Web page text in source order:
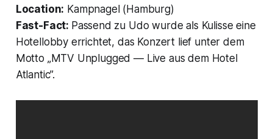
Location: Kampnagel (Hamburg)
Fast-Fact: Passend zu Udo wurde als Kulisse eine
Hotellobby errichtet, das Konzert lief unter dem
Motto „MTV Unplugged — Live aus dem Hotel
Atlantic”.